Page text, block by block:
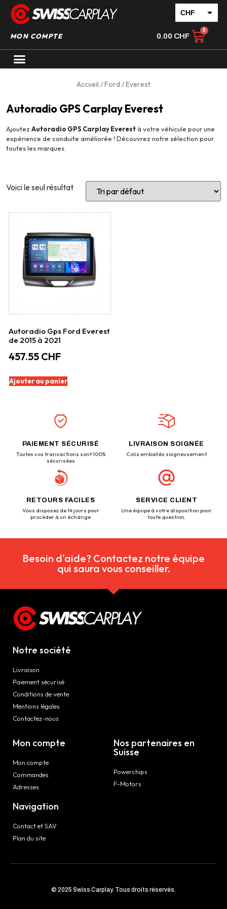
CHF
EUR
MON COMPTE 0.00 CHF
Accueil /Ford / Everest
Autoradio GPS Carplay Everest
Ajoutez Autoradio GPS Carplay Everestà votre véhicule pour une
expérience de conduite améliorée ! Découvrez notre sélection pour
toutes les marques.
Voici le seul résultat
Autoradio Gps Ford Everest
de 2015 à 2021
457.55 CHF
Ajouter au panier
PAIEMENT SÉCURISÉ
Toutes vos transactions sont 100%
sécurisées
LIVRAISON SOIGNÉE
Colis emballés soigneusement
RETOURS FACILES
Vous disposez de 14 jours pour
procéder à un échange
SERVICE CLIENT
Une équipe à votre disposition pour
toute question.
Besoin d'aide? Contactez notre équipe
qui saura vous conseiller.
Notre société
Livraison
Paiement sécurisé
Conditions de vente
Mentions légales
Contactez-nous
Mon compte
Mon compte
Commandes
Adresses
Navigation
Contact et SAV
Plan du site
Nos partenaires en
Suisse
Powerchips
F-Motors
© 2025 Swiss Carplay. Tous droits réservés.